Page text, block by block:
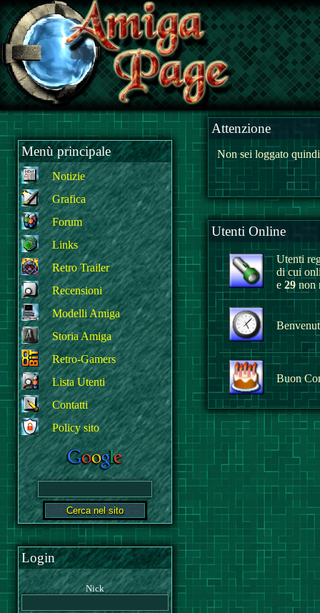
Menù principale
Notizie
Grafica
Forum
Links
Retro Trailer
Recensioni
Modelli Amiga
Storia Amiga
Retro-Gamers
Lista Utenti
Contatti
Policy sito
Login
Nick
Attenzione
Non sei loggato
Utenti Online
Utenti
di cui
e 29 non
Buon